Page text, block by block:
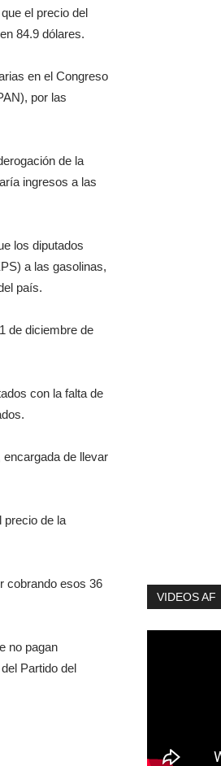
el precio del
84.9 dólares.
en el Congreso
por las
de la
ingresos a las
los diputados
a las gasolinas,
país.
de diciembre de
con la falta de
de llevar
precio de la
cobrando esos 36
no pagan
Partido del
VIDEOS AF